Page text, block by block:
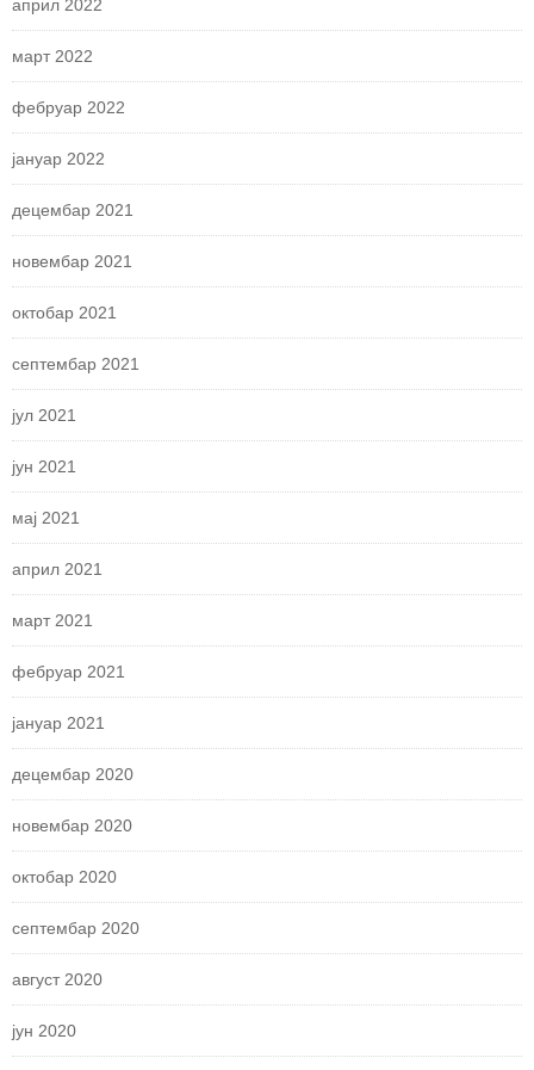
април 2022
март 2022
фебруар 2022
јануар 2022
децембар 2021
новембар 2021
октобар 2021
септембар 2021
јул 2021
јун 2021
мај 2021
април 2021
март 2021
фебруар 2021
јануар 2021
децембар 2020
новембар 2020
октобар 2020
септембар 2020
август 2020
јун 2020